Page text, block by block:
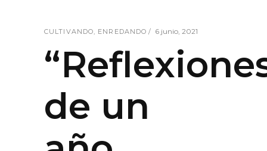
CULTIVANDO, ENREDANDO 6 junio, 2021
de un